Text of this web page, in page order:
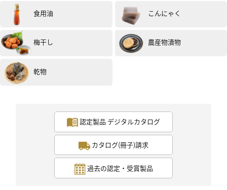
食用油 こんにゃく
梅干し 農産物漬物
乾物
認定製品 デジタルカタログ
カタログ(冊子)請求
過去の認定・受賞製品